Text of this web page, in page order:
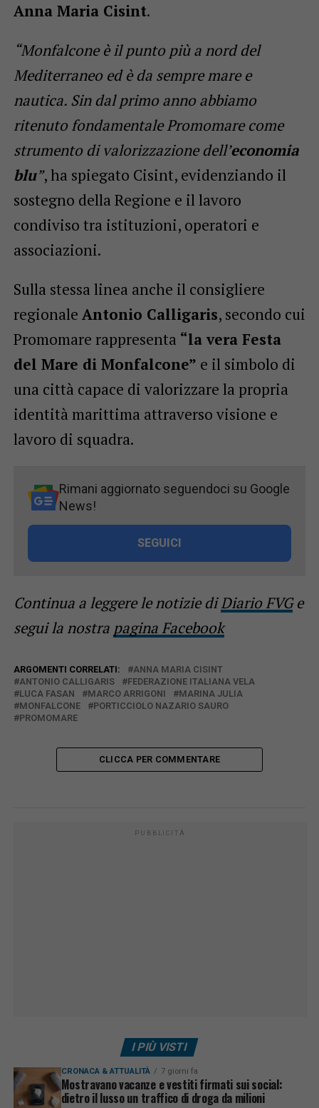
Anna Maria Cisint.
“Monfalcone è il punto più a nord del
Mediterraneo ed è da sempre mare e
nautica. Sin dal primo anno abbiamo
ritenuto fondamentale Promomare come
strumento di valorizzazione dell’economia
blu”, ha spiegato Cisint, evidenziando il
sostegno della Regione e il lavoro
condiviso tra istituzioni, operatori e
associazioni.
Sulla stessa linea anche il consigliere
regionale Antonio Calligaris, secondo cui
Promomare rappresenta “la vera Festa
del Mare di Monfalcone” e il simbolo di
una città capace di valorizzare la propria
identità marittima attraverso visione e
lavoro di squadra.
Rimani aggiornato seguendoci su Google
News!
SEGUICI
Continua a leggere le notizie diDiario FVGe
segui la nostra pagina Facebook
ARGOMENTI CORRELATI:
ANNA MARIA CISINT
ANTONIO CALLIGARIS
FEDERAZIONE ITALIANA VELA
LUCA FASAN
MARCO ARRIGONI
MARINA JULIA
MONFALCONE
PORTICCIOLO NAZARIO SAURO
PROMOMARE
CLICCA PER COMMENTARE
PUBBLICITÀ
I PIÙ VISTI
CRONACA & ATTUALITÀ 7 giorni fa
Mostravano vacanze e vestiti firmati sui social:
dietro il lusso un traffico di droga da milioni